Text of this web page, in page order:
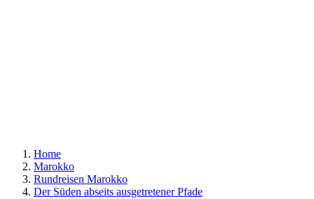
Home
Marokko
Rundreisen Marokko
Der Süden abseits ausgetretener Pfade